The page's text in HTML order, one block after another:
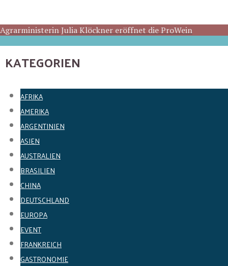
Agrarministerin Julia Klöckner eröffnet die ProWein
KATEGORIEN
AFRIKA
AMERIKA
ARGENTINIEN
ASIEN
AUSTRALIEN
BRASILIEN
CHINA
DEUTSCHLAND
EUROPA
EVENT
FRANKREICH
GASTRONOMIE